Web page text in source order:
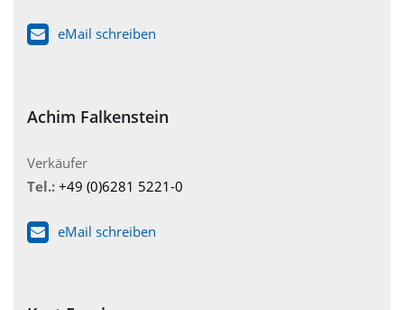
eMail schreiben
Achim Falkenstein
Verkäufer
Tel.: +49 (0)6281 5221-0
eMail schreiben